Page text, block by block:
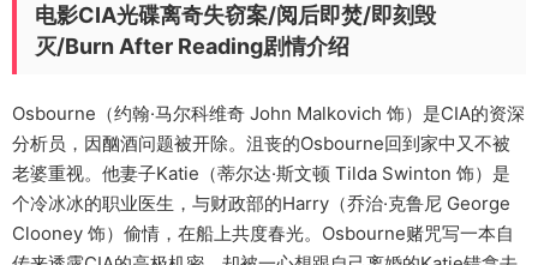
电影CIA光碟离奇失窃案/阅后即焚/即刻毁
灭/Burn After Reading剧情介绍
Osbourne（约翰·马尔科维奇 John Malkovich 饰）是CIA的资深
分析员，因酗酒问题被开除。沮丧的Osbourne回到家中又不被
老婆重视。他妻子Katie（蒂尔达·斯文顿 Tilda Swinton 饰）是
个冷冰冰的职业医生，与财政部的Harry（乔治·克鲁尼 George
Clooney 饰）偷情，在船上共度春光。Osbourne赌咒写一本自